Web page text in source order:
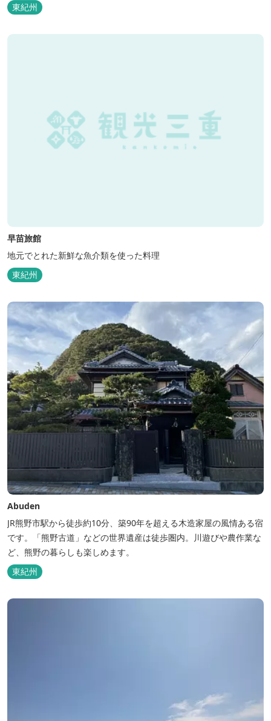
東紀州
早苗旅館
地元でとれた新鮮な魚介類を使った料理
東紀州
Abuden
JR熊野市駅から徒歩約10分、築90年を超える木造家屋の風情ある宿
です。「熊野古道」などの世界遺産は徒歩圏内。川遊びや農作業な
ど、熊野の暮らしも楽しめます。
東紀州